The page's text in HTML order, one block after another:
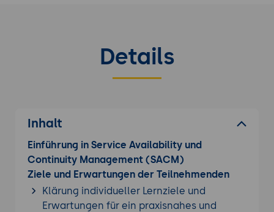
Details
Inhalt
Einführung in Service Availability und
Continuity Management (SACM)
Ziele und Erwartungen der Teilnehmenden
Klärung individueller Lernziele und
Erwartungen für ein praxisnahes und